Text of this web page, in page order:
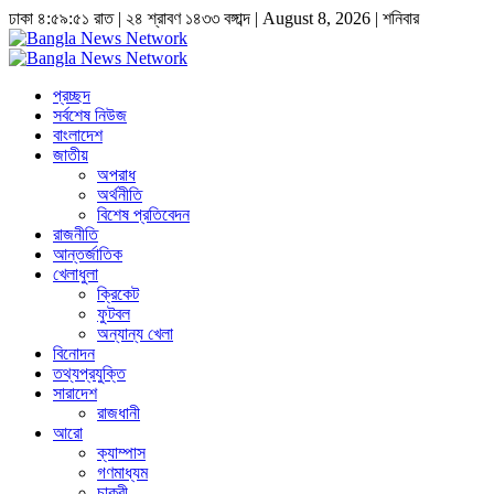
ঢাকা ৪:৫৯:৫২ রাত | ২৪ শ্রাবণ ১৪৩৩ বঙ্গাব্দ | August 8, 2026 |শনিবার
প্রচ্ছদ
সর্বশেষ নিউজ
বাংলাদেশ
জাতীয়
অপরাধ
অর্থনীতি
বিশেষ প্রতিবেদন
রাজনীতি
আন্তর্জাতিক
খেলাধুলা
ক্রিকেট
ফুটবল
অন্যান্য খেলা
বিনোদন
তথ্যপ্রযুক্তি
সারাদেশ
রাজধানী
আরো
ক্যাম্পাস
গণমাধ্যম